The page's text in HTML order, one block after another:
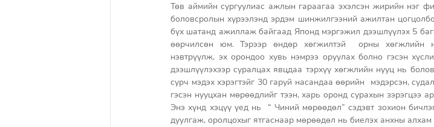
Төв аймийн сургуулиас ажлын гараагаа эхэлсэн жирийн нэг
боловсролын хүрээлэнд эрдэм шинжилгээний ажилтан
бүх шатанд ажиллаж байгаад Японд мэргэжил дээшлүүлэх 5
өөрчилсөн юм. Тэрээр өндөр хөгжилтэй  орны хөгжлийн
нэвтрүүлж, эх орондоо хувь нэмрээ оруулах болно гэсэн
дээшлүүлэхээр суралцах явцдаа тэрхүү хөгжлийн нууц нь
сурч мэдэх хэрэгтэйг 30 гаруй насандаа өөрийн  мэдэрсэн,
гэсэн нууцхан мөрөөдлийг тээн, харь оронд сурахын зэрэгцээ
Энэ хүнд хэцүү үед нь  “ Чиний мөрөөдөл” сэдэвт зохион
дуулгаж, оролцохыг ятгаснаар мөрөөдөл нь биелэх анхны